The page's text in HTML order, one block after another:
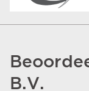
B.V.